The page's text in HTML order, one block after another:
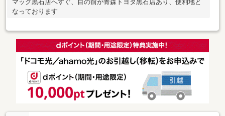
マック黒石店へすぐ、目の前が青森トヨタ黒石店あり、便利地と
なっております